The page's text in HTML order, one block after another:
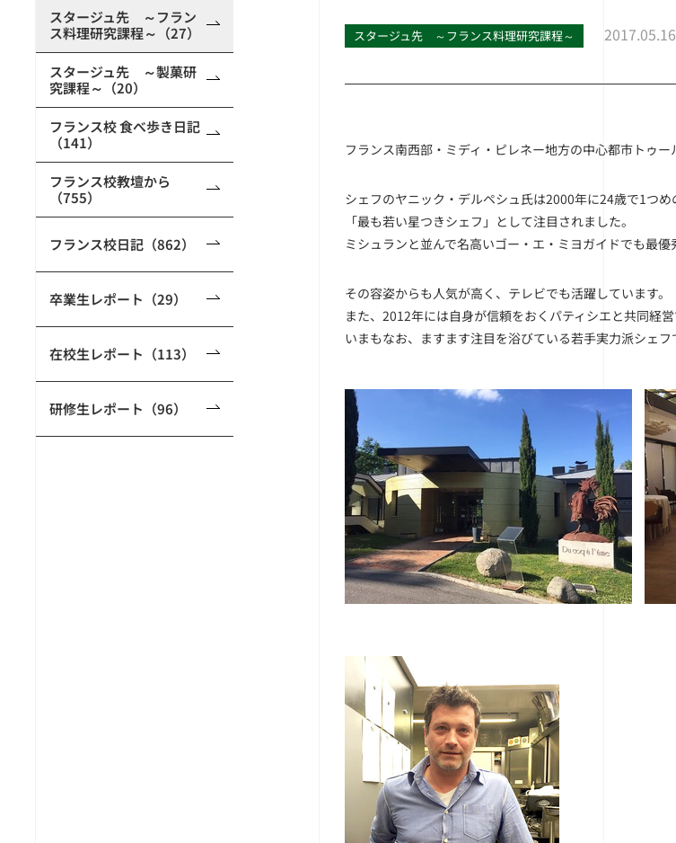
スタージュ先 ～フラン
ス料理研究課程～（27）
スタージュ先 ～製菓研
究課程～（20）
フランス校 食べ歩き日記
（141）
フランス校教壇から
（755）
フランス校日記（862）
卒業生レポート（29）
在校生レポート（113）
研修生レポート（96）
スタージュ先 ～フランス料理研究課程～ 2017.05.16
フランス南西部・ミディ・ピレネー地方の中心都市トゥ
シェフのヤニック・デルペシュ氏は2000年に24歳で1つめ
「最も若い星つきシェフ」として注目されました。
ミシュランと並んで名高いゴー・エ・ミヨガイドでも最優
その容姿からも人気が高く、テレビでも活躍しています。
また、2012年には自身が信頼をおくパティシエと共同経
いまもなお、ますます注目を浴びている若手実力派シェフ